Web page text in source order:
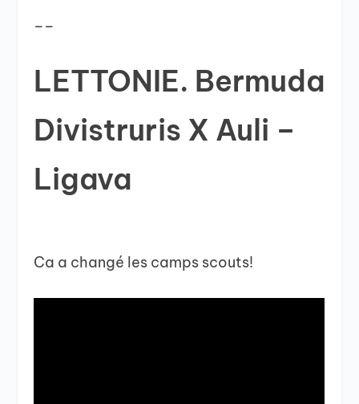
__
LETTONIE. Bermuda
Divistruris X Auli –
Ligava
Ca a changé les camps scouts!